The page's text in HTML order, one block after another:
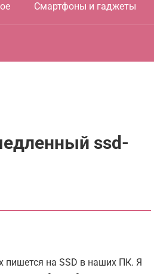
Смартфоны и гаджеты
ssd-
на SSD в наших ПК. Я